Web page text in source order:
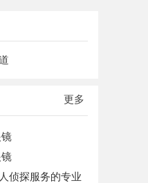
更多
侦探服务的专业